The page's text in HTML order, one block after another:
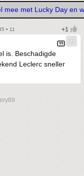
mee met Lucky Day en
• 11
is. Beschadigde
Leclerc sneller